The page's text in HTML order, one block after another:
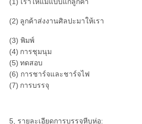
(1) เราให้แม่แบบแก่ลูกค้า
(2) ลูกค้าส่งงานศิลปะมาให้เรา
(3) พิมพ์
(4) การชุมนุม
(5) ทดสอบ
(6) การชาร์จและชาร์จไฟ
(7) การบรรจุ
5, รายละเอียดการบรรจุหีบห่อ: